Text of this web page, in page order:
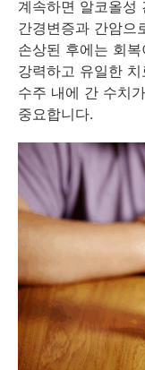
계속하면 알코올성
간경변증과 간암으
손상된 후에는 회
강력하고 유일한
수주 내에 간 수치
중요합니다.